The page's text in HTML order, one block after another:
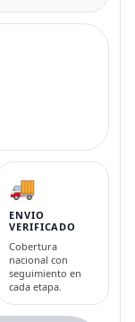
🚚
ENVIO
VERIFICADO
Cobertura
nacional con
seguimiento en
cada etapa.